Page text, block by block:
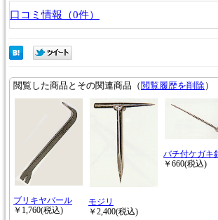
口コミ情報（0件）